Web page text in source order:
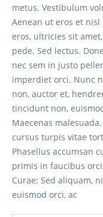
metus. Vestibulum
Aenean ut eros et
eros, ultricies sit
pede. Sed lectus.
nec sem in justo
imperdiet orci. Nunc
non, auctor et,
tincidunt non,
Maecenas
cursus turpis vitae
Phasellus accumsan
primis in faucibus
Curae; Sed aliquam,
euismod orci, ac